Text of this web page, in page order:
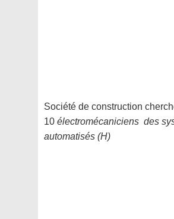
Société de construction
10 électromécaniciens des
automatisés (H)